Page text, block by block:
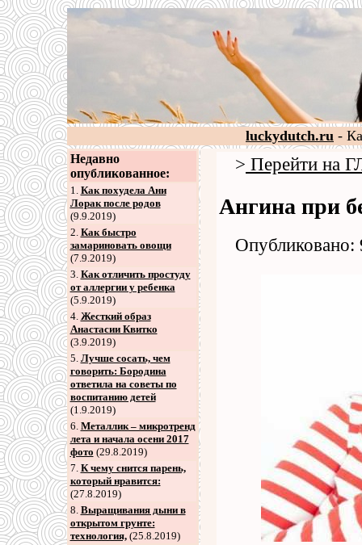
luckydutch.ru -
Недавно
опубликованное:
1. Как похудела Ани
Лорак после родов
(9.9.2019)
2. Как быстро
замариновать овощи
(7.9.2019)
3. Как отличить простуду
от аллергии у ребенка
(5.9.2019)
4. Жесткий образ
Анастасии Квитко
(3.9.2019)
5. Лучше сосать, чем
говорить: Бородина
ответила на советы по
воспитанию детей
(1.9.2019)
6. Металлик – микротренд
лета и начала осени 2017
фото (29.8.2019)
7. К чему снится парень,
который нравится:
(27.8.2019)
8. Выращивания дыни в
открытом грунте:
технология,(25.8.2019)
> Перейти на
Ангина при
Опубликовано: